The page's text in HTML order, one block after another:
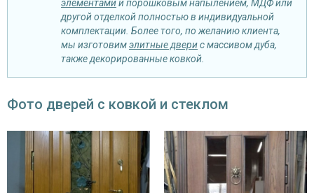
элементамии порошковым напылением, МДФ или
другой отделкой полностью в индивидуальной
комплектации. Более того, по желанию клиента,
мы изготовимэлитные дверис массивом дуба,
также декорированные ковкой.
Фото дверей с ковкой и стеклом